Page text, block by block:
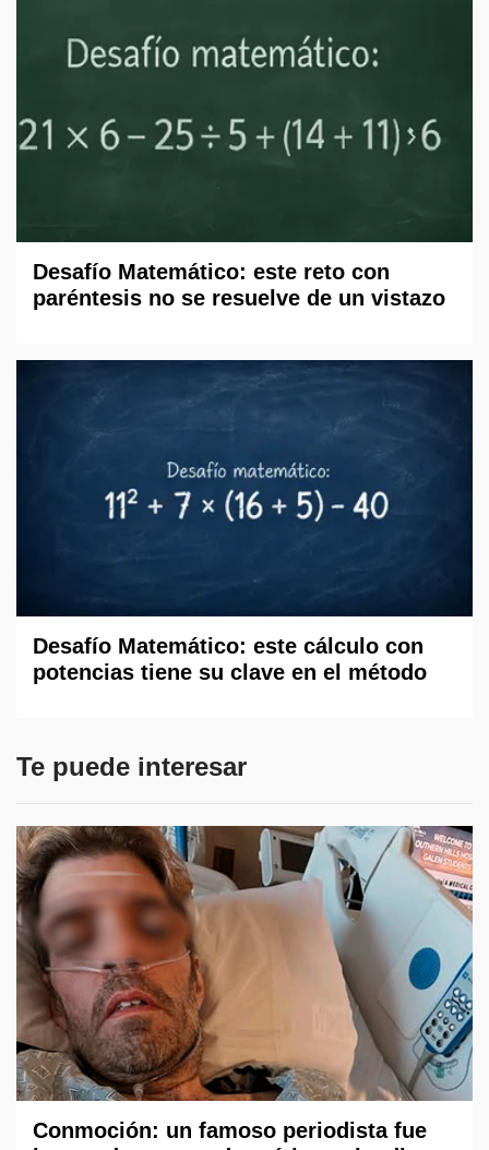
Desafío Matemático: este reto con
paréntesis no se resuelve de un vistazo
Desafío Matemático: este cálculo con
potencias tiene su clave en el método
Te puede interesar
Conmoción: un famoso periodista fue